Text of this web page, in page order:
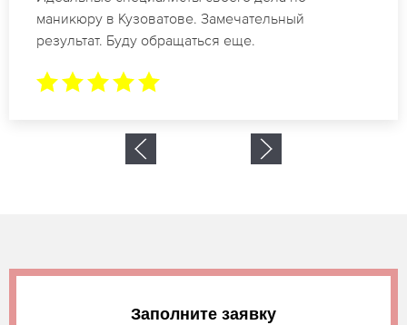
рождение в Кузоватове. За 1.5 часа все было
готово.
Заполните заявку